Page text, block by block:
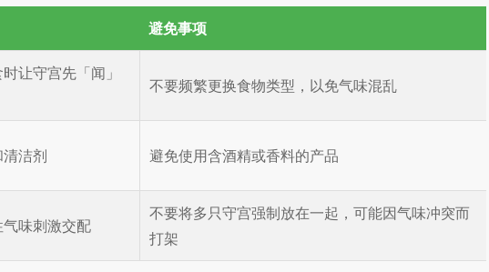
避免事项
让守宫先「闻」
不要频繁更换食物类型，以免气味混乱
洁剂 避免使用含酒精或香料的产品
味刺激交配
不要将多只守宫强制放在一起，可能因气味冲突而
打架